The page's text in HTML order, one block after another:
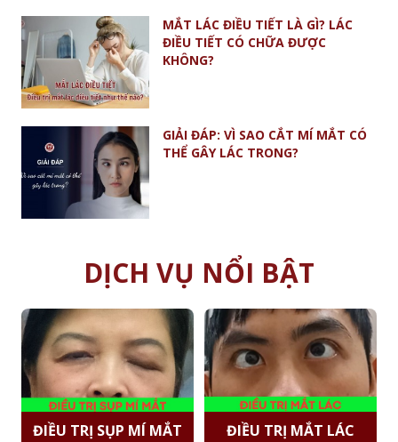
MẮT LÁC ĐIỀU TIẾT LÀ GÌ? LÁC
ĐIỀU TIẾT CÓ CHỮA ĐƯỢC
KHÔNG?
GIẢI ĐÁP: VÌ SAO CẮT MÍ MẮT CÓ
THỂ GÂY LÁC TRONG?
DỊCH VỤ NỔI BẬT
ĐIỀU TRỊ SỤP MÍ MẮT ĐIỀU TRỊ MẮT LÁC